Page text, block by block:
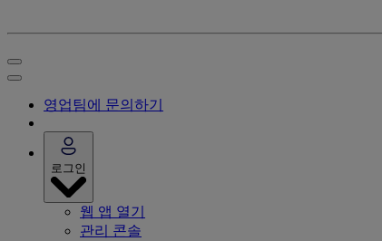
영업팀에 문의하기
로그인
웹 앱 열기
관리 콘솔